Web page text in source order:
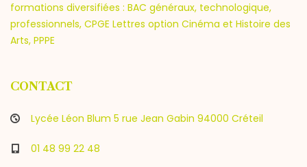
formations diversifiées : BAC généraux, technologique,
professionnels, CPGE Lettres option Cinéma et Histoire des
Arts, PPPE
CONTACT
Lycée Léon Blum 5 rue Jean Gabin 94000 Créteil
01 48 99 22 48